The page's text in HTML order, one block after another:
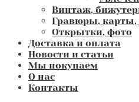
Винтаж,
Гравюры, карты,
Открытки, фото
Доставка и оплата
Новости и статьи
Мы покупаем
О нас
Контакты